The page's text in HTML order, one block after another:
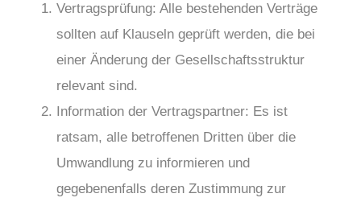
Vertragsprüfung: Alle bestehenden Verträge
sollten auf Klauseln geprüft werden, die bei
einer Änderung der Gesellschaftsstruktur
relevant sind.
Information der Vertragspartner: Es ist
ratsam, alle betroffenen Dritten über die
Umwandlung zu informieren und
gegebenenfalls deren Zustimmung zur